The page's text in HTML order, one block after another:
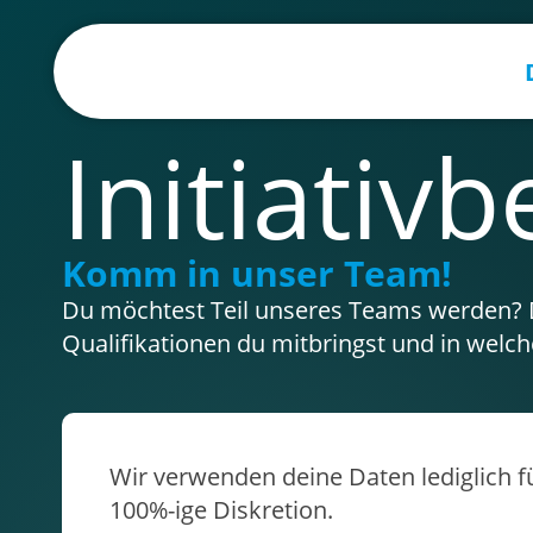
Komm in unser Team!
Du möchtest Teil unseres Teams
Qualifikationen du mitbringst und in
Wir verwenden deine Daten lediglich
100%-ige Diskretion.